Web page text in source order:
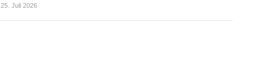
25. Juli 2026